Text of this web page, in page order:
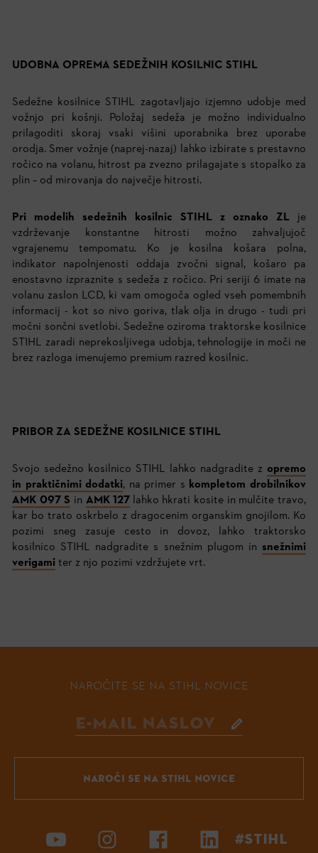
UDOBNA OPREMA SEDEŽNIH KOSILNIC STIHL
Sedežne kosilnice STIHL zagotavljajo izjemno udobje med
vožnjo pri košnji. Položaj sedeža je možno individualno
prilagoditi skoraj vsaki višini uporabnika brez uporabe
orodja. Smer vožnje (naprej-nazaj) lahko izbirate s prestavno
ročico na volanu, hitrost pa zvezno prilagajate s stopalko za
plin – od mirovanja do največje hitrosti.
Pri modelih sedežnih kosilnic STIHL z oznako ZL je
vzdrževanje konstantne hitrosti možno zahvaljujoč
vgrajenemu tempomatu. Ko je kosilna košara polna,
indikator napolnjenosti oddaja zvočni signal, košaro pa
enostavno izpraznite s sedeža z ročico. Pri seriji 6 imate na
volanu zaslon LCD, ki vam omogoča ogled vseh pomembnih
informacij - kot so nivo goriva, tlak olja in drugo - tudi pri
močni sončni svetlobi. Sedežne oziroma traktorske kosilnice
STIHL zaradi neprekosljivega udobja, tehnologije in moči ne
brez razloga imenujemo premium razred kosilnic.
PRIBOR ZA SEDEŽNE KOSILNICE STIHL
Svojo sedežno kosilnico STIHL lahko nadgradite z opremo
in praktičnimi dodatki, na primer s kompletom drobilnikov
AMK 097 S in AMK 127 lahko hkrati kosite in mulčite travo,
kar bo trato oskrbelo z dragocenim organskim gnojilom. Ko
pozimi sneg zasuje cesto in dovoz, lahko traktorsko
kosilnico STIHL nadgradite s snežnim plugom in snežnimi
verigamiter z njo pozimi vzdržujete vrt.
NAROČITE SE NA STIHL NOVICE
NAROČI SE NA STIHL NOVICE
#STIHL